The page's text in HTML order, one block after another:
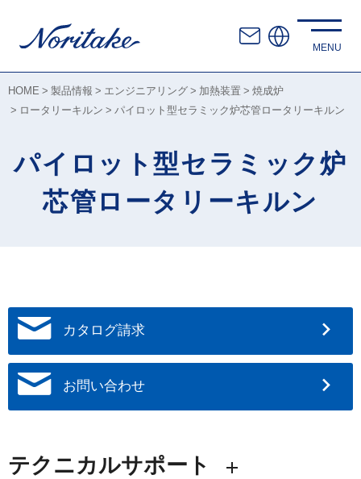
HOME 製品情報 エンジニアリング 加熱装置
焼成炉
ロータリーキルン
パイロット型セラミック炉芯管ロータリーキルン
パイロット型セラミック炉
芯管ロータリーキルン
カタログ請求
お問い合わせ
テクニカルサポート